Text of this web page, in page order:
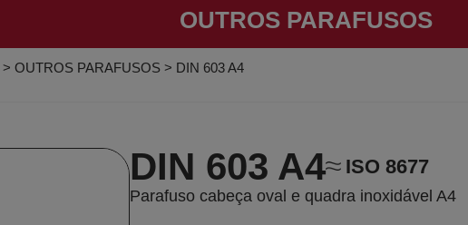
OUTROS PARAFUSOS
> OUTROS PARAFUSOS > DIN 603 A4
DIN 603 A4 ISO 8677
Parafuso cabeça oval e quadra inoxidável A4